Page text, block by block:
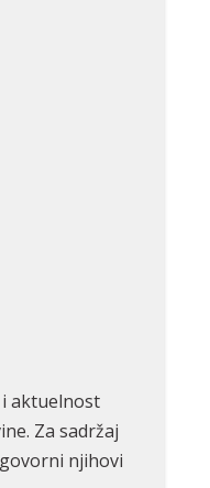
aktuelnost
Za sadržaj
njihovi